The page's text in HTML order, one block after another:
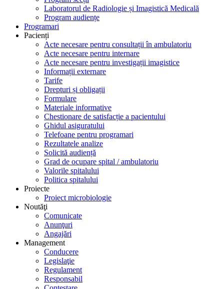
Laboratorul de Radiologie și Imagistică Medicală
Program audiențe
Programari
Pacienți
Acte necesare pentru consultații în ambulatoriu
Acte necesare pentru internare
Acte necesare pentru investigații imagistice
Informații externare
Tarife
Drepturi și obligații
Formulare
Materiale informative
Chestionare de satisfacție a pacientului
Ghidul asiguratului
Telefoane pentru programari
Rezultatele analize
Solicită audiență
Grad de ocupare spital / ambulatoriu
Valorile spitalului
Politica spitalului
Proiecte
Proiect microbiologie
Noutăţi
Comunicate
Anunţuri
Angajări
Management
Conducere
Legislaţie
Regulament
Responsabil